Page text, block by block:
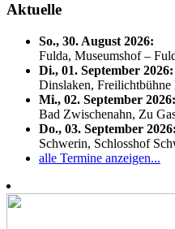
Aktuelle
So., 30. August 2026:
Fulda, Museumshof –
Di., 01. September 2026:
Dinslaken, Freilichtbühne
Mi., 02. September 2026:
Bad Zwischenahn, Zu
Do., 03. September 2026:
Schwerin, Schlosshof
alle Termine anzeigen...